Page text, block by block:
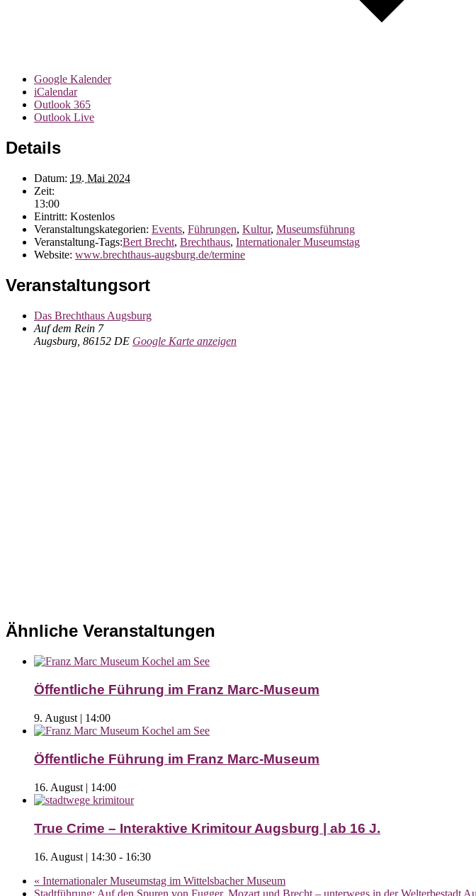
Google Kalender
iCalendar
Outlook 365
Outlook Live
Details
Datum: 19. Mai 2024
Zeit:
13:00
Eintritt: Kostenlos
Veranstaltungskategorien: Events, Führungen, Kultur, Museumsführung
Veranstaltung-Tags:Bert Brecht, Brechthaus, Internationaler Museumstag
Website: www.brechthaus-augsburg.de/termine
Veranstaltungsort
Das Brechthaus Augsburg
Auf dem Rein 7
Augsburg 86152 DE Google Karte anzeigen
Ähnliche Veranstaltungen
Öffentliche Führung im Franz Marc-Museum
9. August | 14:00
Öffentliche Führung im Franz Marc-Museum
16. August | 14:00
True Crime – Interaktive Krimitour Augsburg | ab 16 J.
16. August | 14:30 - 16:30
« Internationaler Museumstag im Wittelsbacher Museum
Stadtführung: Auf den Spuren von Fugger, Mozart und Brecht – unterwegs in der Welterbestadt